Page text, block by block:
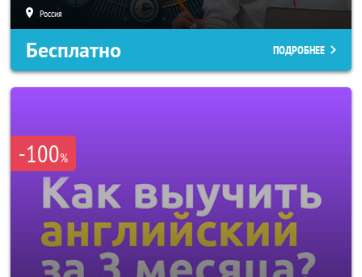
Россия
Бесплатно ПОДРОБНЕЕ
-100%